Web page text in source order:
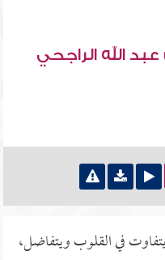
الله الراجحي
يتفاوت في القلوب ويتفاضل،